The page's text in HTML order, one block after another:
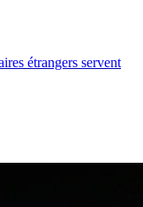
étrangers servent